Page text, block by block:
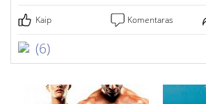
Kaip Komentaras
(6)